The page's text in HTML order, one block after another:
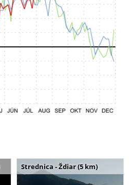
Strednica - Ždiar (5 km)